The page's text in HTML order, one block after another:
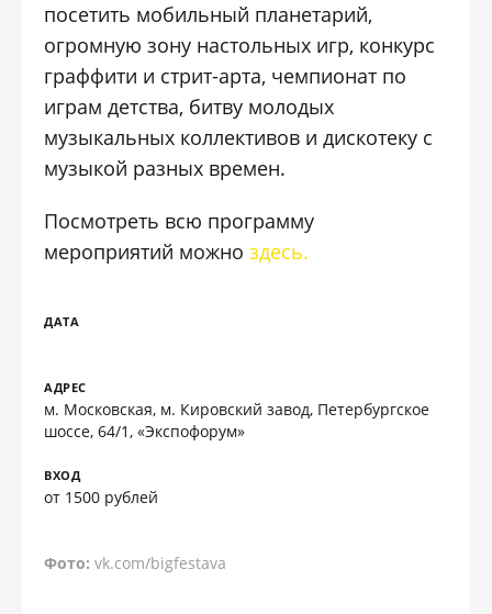
посетить мобильный планетарий,
огромную зону настольных игр, конкурс
граффити и стрит-арта, чемпионат по
играм детства, битву молодых
музыкальных коллективов и дискотеку с
музыкой разных времен.
Посмотреть всю программу
мероприятий можно здесь.
ДАТА
АДРЕС
м. Московская, м. Кировский завод, Петербургское
шоссе, 64/1, «Экспофорум»
ВХОД
от 1500 рублей
Фото:vk.com/bigfestava